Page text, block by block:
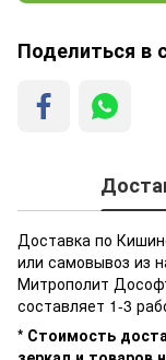
Поделиться в
Доставка по
или самовывоз из
Митрополит
составляет 1-3
* Стоимость